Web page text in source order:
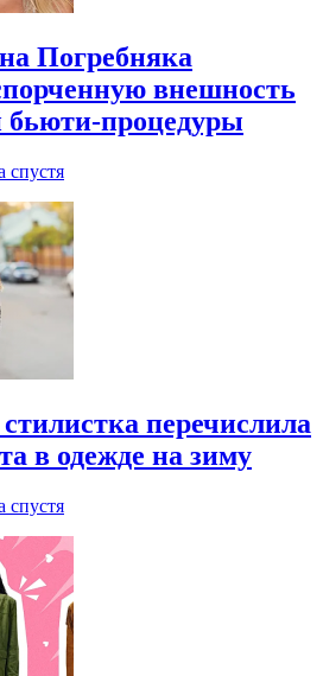
Погребняка
внешность
бьюти-процедуры
спустя
перечислила
в одежде на зиму
спустя